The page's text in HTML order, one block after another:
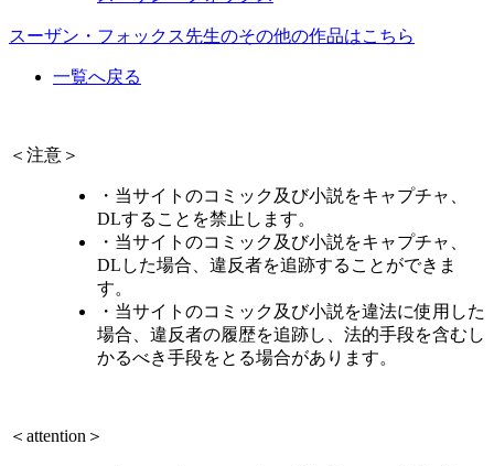
スーザン・フォックス先生のその他の作品はこちら
一覧へ戻る
＜注意＞
・当サイトのコミック及び小説をキャプチャ、
DLすることを禁止します。
・当サイトのコミック及び小説をキャプチャ、
DLした場合、違反者を追跡することができま
す。
・当サイトのコミック及び小説を違法に使用した
場合、違反者の履歴を追跡し、法的手段を含むし
かるべき手段をとる場合があります。
＜attention＞